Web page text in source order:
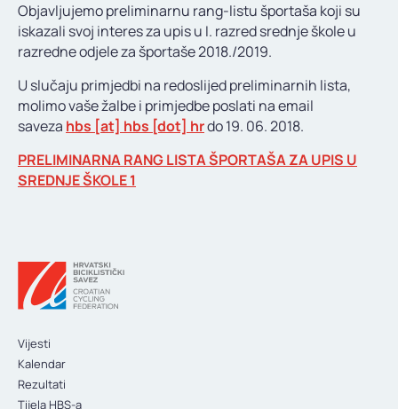
KONTAKT
Objavljujemo preliminarnu rang-listu športaša koji su
iskazali svoj interes za upis u I. razred srednje škole u
razredne odjele za športaše 2018./2019.
U slučaju primjedbi na redoslijed preliminarnih lista,
molimo vaše žalbe i primjedbe poslati na email
saveza hbs [at] hbs [dot] hrdo 19. 06. 2018.
PRELIMINARNA RANG LISTA ŠPORTAŠA ZA UPIS U
SREDNJE ŠKOLE 1
Vijesti
Kalendar
Rezultati
Tijela HBS-a